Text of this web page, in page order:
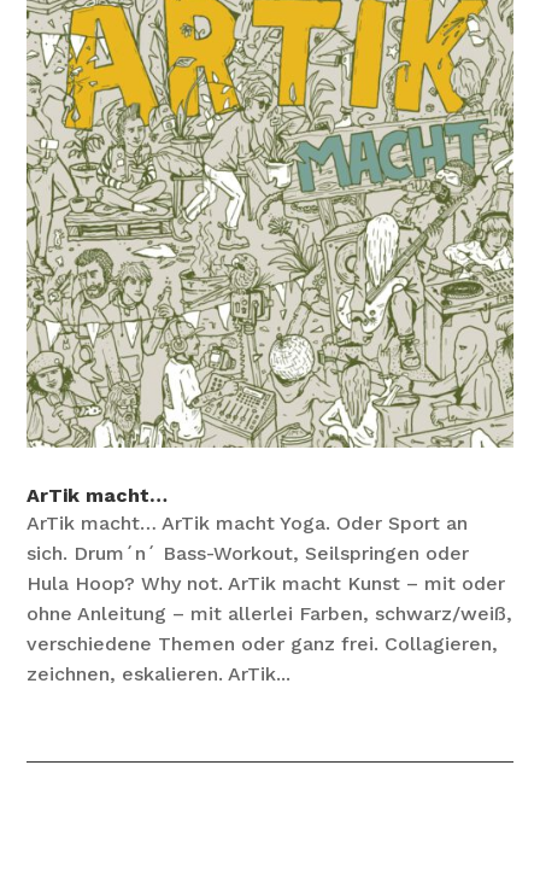
ArTik macht…
ArTik macht… ArTik macht Yoga. Oder Sport an
sich. Drum´n´ Bass-Workout, Seilspringen oder
Hula Hoop? Why not. ArTik macht Kunst – mit oder
ohne Anleitung – mit allerlei Farben, schwarz/weiß,
verschiedene Themen oder ganz frei. Collagieren,
zeichnen, eskalieren. ArTik...